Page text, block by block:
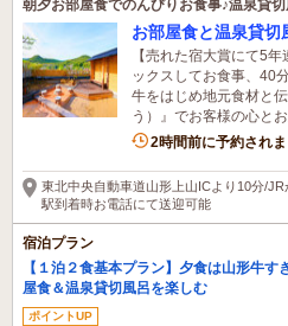
朝夕お部屋食でのんびりお食事♪温泉貸
お部屋食と温泉貸
【売れた宿大賞にて5
ックスしてお食事、40
牛をはじめ地元食材と
う）』でお客様の心と
2時間前に予約され
東北中央自動車道山形上山ICより10分/JR
駅到着時お電話にて送迎可能
宿泊プラン
【１泊２食基本プラン】夕食は山形牛
屋食＆温泉貸切風呂を楽しむ
ポイントUP